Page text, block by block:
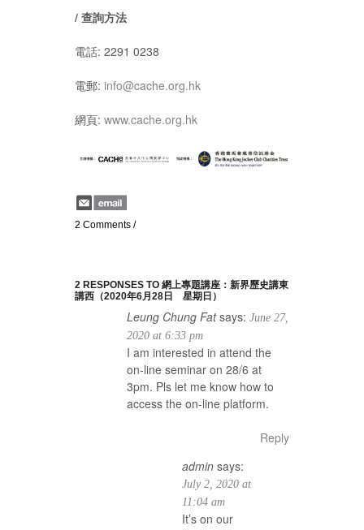
/ 查詢方法
電話: 2291 0238
電郵: info@cache.org.hk
網頁: www.cache.org.hk
2 Comments /
2 RESPONSES TO 網上專題講座：新界歷史講東
講西（2020年6月28日 星期日）
Leung Chung Fat says: June 27,
2020 at 6:33 pm
I am interested in attend the
on-line seminar on 28/6 at
3pm. Pls let me know how to
access the on-line platform.
Reply
admin says:
July 2, 2020 at
11:04 am
It’s on our